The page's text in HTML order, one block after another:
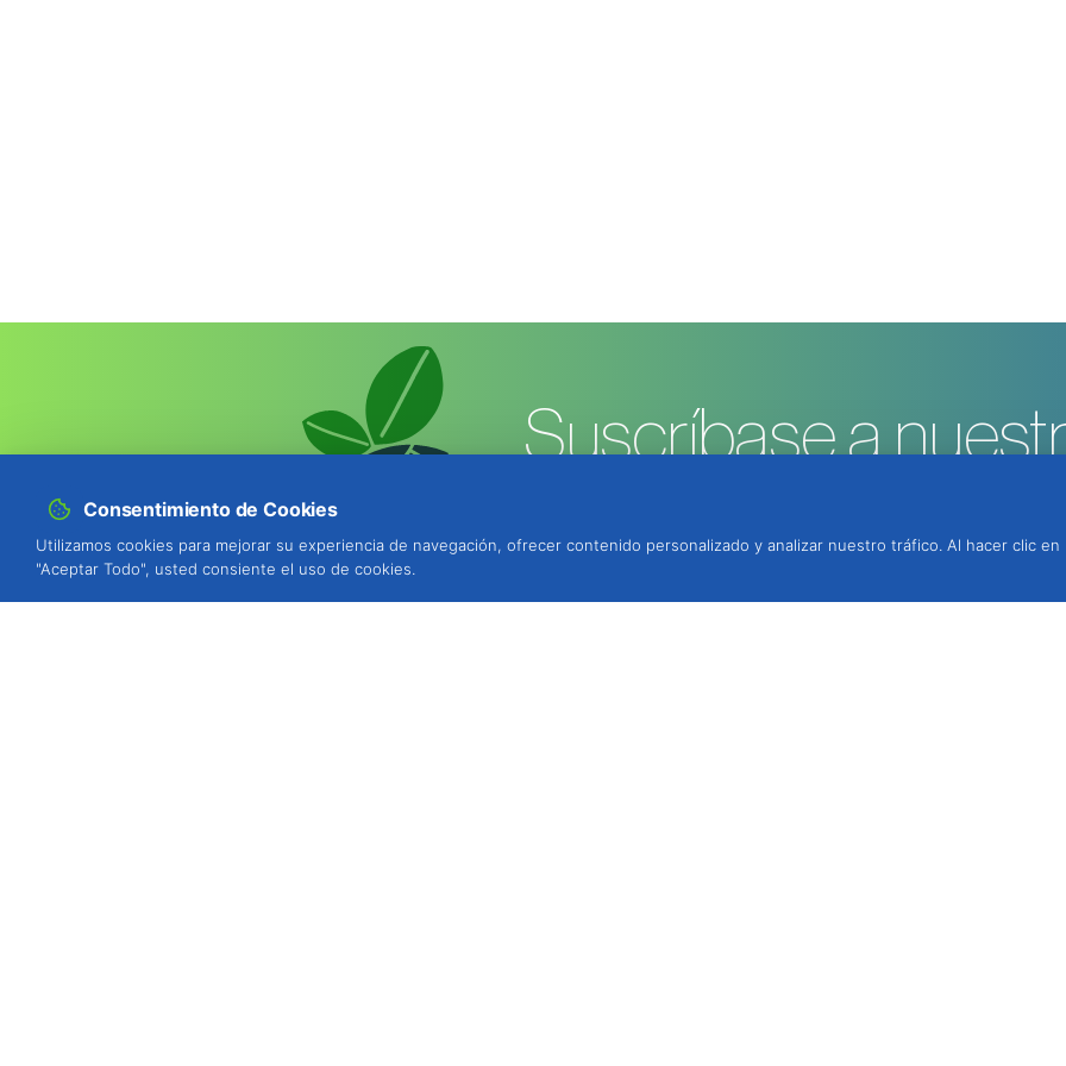
Suscríbase a
Consentimiento de Cookies
Utilizamos cookies para mejorar su experiencia de navegación, ofrecer contenido personalizado y analizar nuestro tráfico. Al hacer clic en
"Aceptar Todo", usted consiente el uso de cookies.